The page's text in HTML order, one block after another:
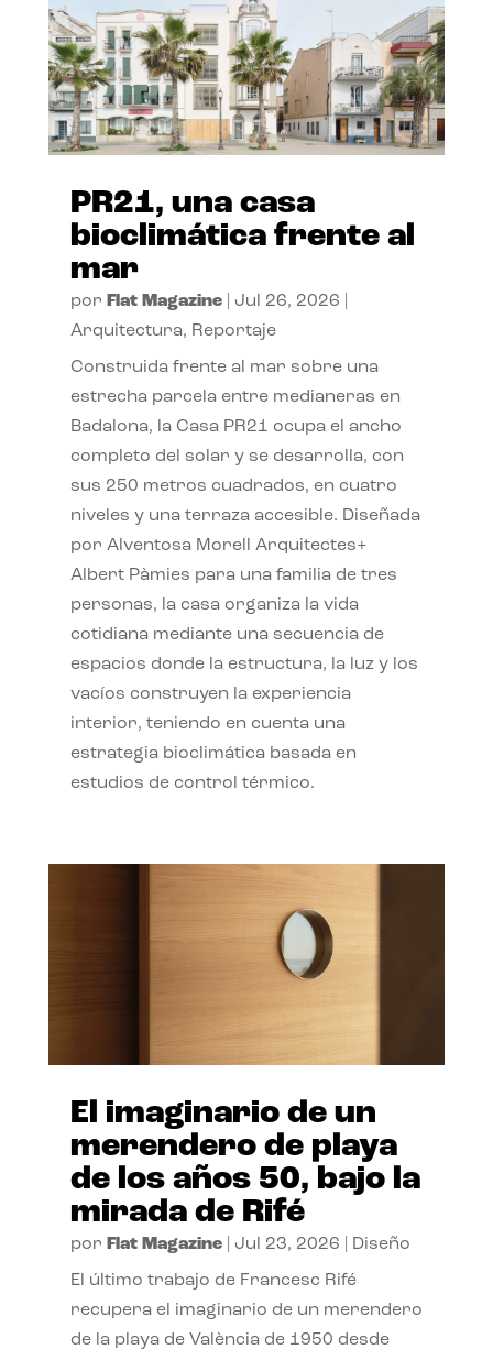
PR21, una casa
bioclimática frente al
mar
por Flat Magazine| Jul 26, 2026
Arquitectura, Reportaje
Construida frente al mar sobre una
estrecha parcela entre medianeras en
Badalona, la Casa PR21 ocupa el ancho
completo del solar y se desarrolla, con
sus 250 metros cuadrados, en cuatro
niveles y una terraza accesible. Diseñada
por Alventosa Morell Arquitectes+
Albert Pàmies para una familia de tres
personas, la casa organiza la vida
cotidiana mediante una secuencia de
espacios donde la estructura, la luz y los
vacíos construyen la experiencia
interior, teniendo en cuenta una
estrategia bioclimática basada en
estudios de control térmico.
El imaginario de un
merendero de playa
de los años 50, bajo la
mirada de Rifé
por Flat Magazine| Jul 23, 2026 Diseño
El último trabajo de Francesc Rifé
recupera el imaginario de un merendero
de la playa de València de 1950 desde